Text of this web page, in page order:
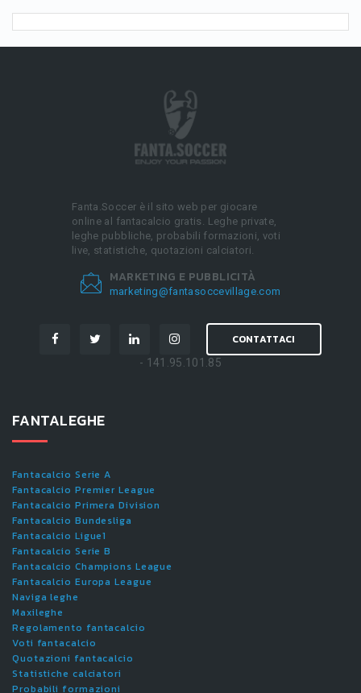
Fanta.Soccer è il sito web per giocare
online al fantacalcio gratis. Leghe private,
leghe pubbliche, probabili formazioni, voti
live, statistiche, quotazioni calciatori.
MARKETING E PUBBLICITÀ
marketing@fantasoccevillage.com
CONTATTACI
- 141.95.101.85
FANTALEGHE
Fantacalcio Serie A
Fantacalcio Premier League
Fantacalcio Primera Division
Fantacalcio Bundesliga
Fantacalcio Ligue1
Fantacalcio Serie B
Fantacalcio Champions League
Fantacalcio Europa League
Naviga leghe
Maxileghe
Regolamento fantacalcio
Voti fantacalcio
Quotazioni fantacalcio
Statistiche calciatori
Probabili formazioni